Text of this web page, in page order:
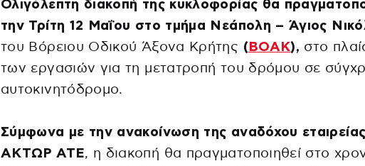
Ολιγόλεπτη διακοπή της κυκλοφορίας θα
την Τρίτη 12 Μαΐου στο τμήμα Νεάπολη – Άγιος
του Βόρειου Οδικού Άξονα Κρήτης ( ΒΟΑΚ), στο
των εργασιών για τη μετατροπή του δρόμου σε
αυτοκινητόδρομο.
Σύμφωνα με την ανακοίνωση της αναδόχου
ΑΚΤΩΡ ΑΤΕ, η διακοπή θα πραγματοποιηθεί στο